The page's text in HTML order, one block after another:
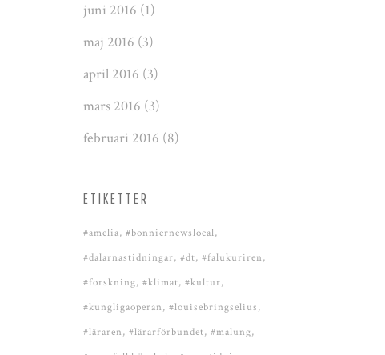
juni 2016 (1)
maj 2016 (3)
april 2016 (3)
mars 2016 (3)
februari 2016 (8)
ETIKETTER
#amelia #bonniernewslocal
#dalarnastidningar #dt #falukuriren
#forskning #klimat #kultur
#kungligaoperan #louisebringselius
#läraren #lärarförbundet #malung